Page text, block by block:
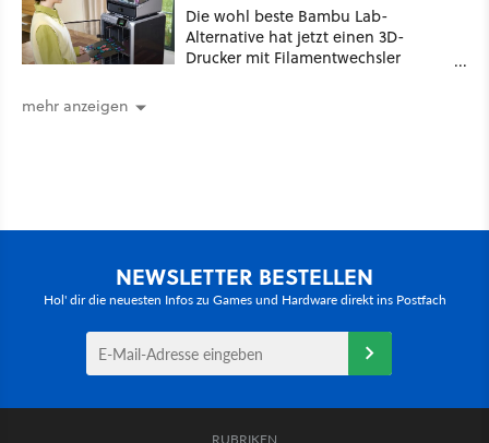
Die wohl beste Bambu Lab-
Alternative hat jetzt einen 3D-
Drucker mit Filamentwechsler
mehr anzeigen
NEWSLETTER BESTELLEN
Hol' dir die neuesten Infos zu Games und Hardware direkt ins Postfach
RUBRIKEN